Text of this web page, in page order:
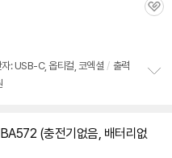
관
자: USB-C, 옵티컬, 코엑셜 / 출력
(충전기없음, 배터리없